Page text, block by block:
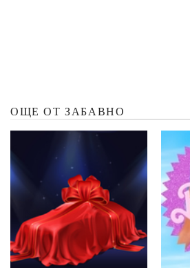
ОЩЕ ОТ ЗАБАВНО